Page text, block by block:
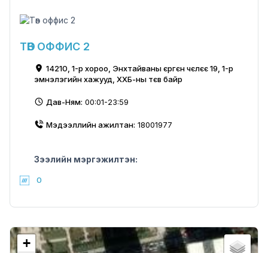
ТӨВ ОФФИС 2
14210, 1-р хороо, Энхтайваны єргєн чєлєє 19, 1-р
эмнэлэгийн хажууд, ХХБ-ны тєв байр
Дав-Ням: 00:01-23:59
Мэдээллийн ажилтан: 18001977
Зээлийн мэргэжилтэн:
0
+